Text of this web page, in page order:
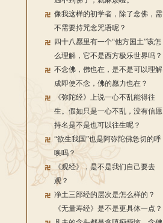
像我这样的初学者，除了念佛，需
不需要持咒念咒语呢？
四十八愿里有一个“他方国土”该怎
么理解，它不是西方极乐世界吗？
不念佛，佛也在，是不是可以理解
成即使不念，佛的愿力也在？
《弥陀经》上说一心不乱能得往
生。假如只是一心不乱，没有信愿
持名是不是也可以往生呢？
“欲生我国”也是阿弥陀佛急切的呼
唤吗？
《观经》，是不是我们自己要去
观？
净土三部经的层次是怎么样的？
《无量寿经》是不是更具体一点？